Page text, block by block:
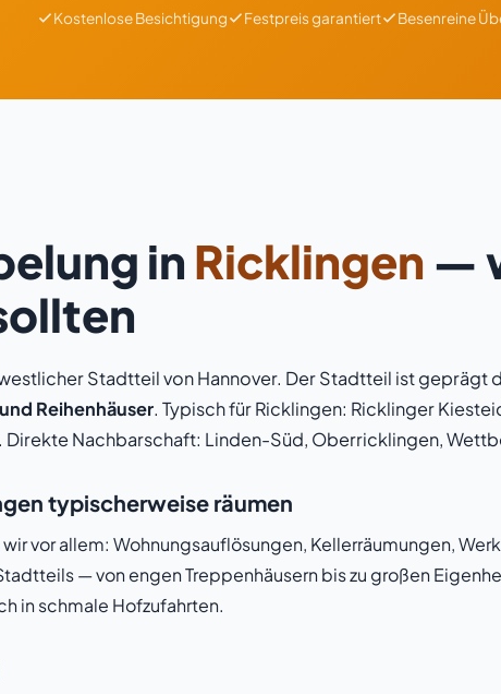
Kostenlose Besichtigung Festpreis garantiert Besenreine
in Ricklingen —
Stadtteil von Hannover. Der Stadtteil ist geprägt
Reihenhäuser. Typisch für Ricklingen: Ricklinger
Nachbarschaft: Linden-Süd, Oberricklingen,
typischerweise räumen
vor allem: Wohnungsauflösungen, Kellerräumungen,
— von engen Treppenhäusern bis zu großen
in schmale Hofzufahrten.